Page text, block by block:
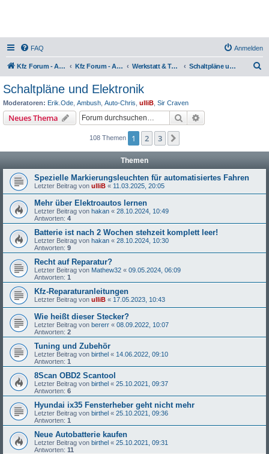
FAQ Anmelden
Kfz Forum - Auto, Motorrad und LKW Kfz Forum - Auto, Motorrad und LKW Werkstatt & Technik Schaltpläne und Elektronik
Schaltpläne und Elektronik
Moderatoren: Erik.Ode Ambush Auto-Chris ulliB Sir Craven
Neues Thema Suche
108 Themen 1 2 3
Themen
Spezielle Markierungsleuchten für automatisiertes Fahren
Letzter Beitrag von ulliB « 11.03.2025, 20:05
Mehr über Elektroautos lernen
Letzter Beitrag von hakan « 28.10.2024, 10:49
Antworten: 4
Batterie ist nach 2 Wochen stehzeit komplett leer!
Letzter Beitrag von hakan « 28.10.2024, 10:30
Antworten: 9
Recht auf Reparatur?
Letzter Beitrag von Mathew32 « 09.05.2024, 06:09
Antworten: 1
Kfz-Reparaturanleitungen
Letzter Beitrag von ulliB « 17.05.2023, 10:43
Wie heißt dieser Stecker?
Letzter Beitrag von bererr « 08.09.2022, 10:07
Antworten: 2
Tuning und Zubehör
Letzter Beitrag von birthel « 14.06.2022, 09:10
Antworten: 1
8Scan OBD2 Scantool
Letzter Beitrag von birthel « 25.10.2021, 09:37
Antworten: 6
Hyundai ix35 Fensterheber geht nicht mehr
Letzter Beitrag von birthel « 25.10.2021, 09:36
Antworten: 1
Neue Autobatterie kaufen
Letzter Beitrag von birthel « 25.10.2021, 09:31
Antworten: 11